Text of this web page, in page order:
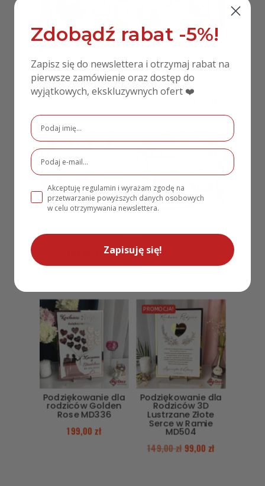
Podziękowanie z
dużą ramą na
zdjęcie MD324 złoto
190,00zł139,00zł
Podziękowanie dla
rodziców z pleksi
lustrzaną 40x60cm
MD347
299,00
rodziców MD349
PROMOCJA!
Rodziców z Dużą
Ramą na Zdjęcie
Ślub Glamour MD321
199,00zł129,00zł
Podziękowanie dla
rodziców Golden
Rose MD336
199,00zł
PROMOCJA!
Podziękowanie dla
Rodziców 3D
Lustrzane Złote
Serce w Ramie
MD504
149,00 zł 99,00 zł
Zdobądź rabat -5%!
Zapisz się do newslettera i otrzymaj rabat na
pierwsze zamówienie oraz dostęp do
wyjątkowych, ekskluzywnych ofert ❤️
Akceptuję regulamin i wyrażam zgodę na
przetwarzanie powyższych danych osobowych
w celu otrzymywania newslettera.
Zapisuję się!